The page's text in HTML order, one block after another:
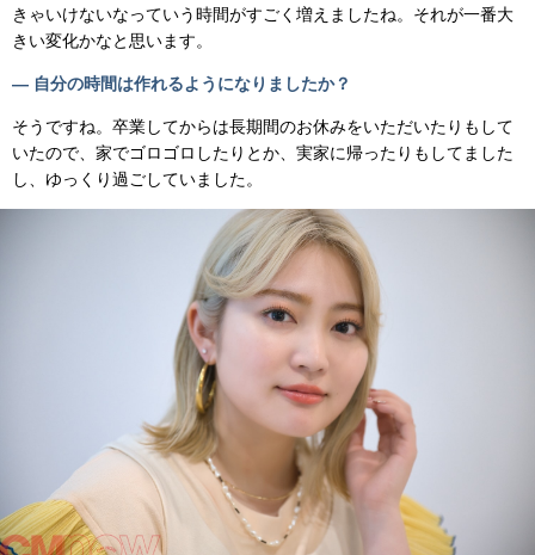
きゃいけないなっていう時間がすごく増えましたね。それが一番大
きい変化かなと思います。
— 自分の時間は作れるようになりましたか？
そうですね。卒業してからは長期間のお休みをいただいたりもして
いたので、家でゴロゴロしたりとか、実家に帰ったりもしてました
し、ゆっくり過ごしていました。